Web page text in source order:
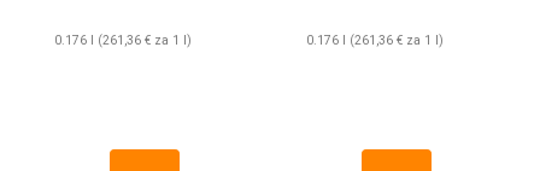
0.176 l (261,36 € za 1 l) 0.176 l (261,36 € za 1 l)